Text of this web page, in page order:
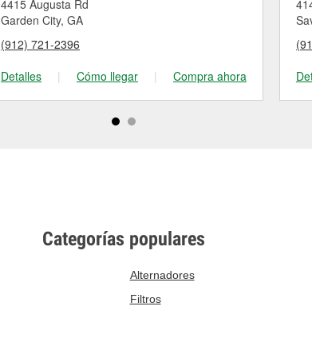
4415 Augusta Rd
Garden City, GA
(912) 721-2396
Detalles
| Cómo llegar | Compra ahora
Categorías populares
Alternadores
Filtros